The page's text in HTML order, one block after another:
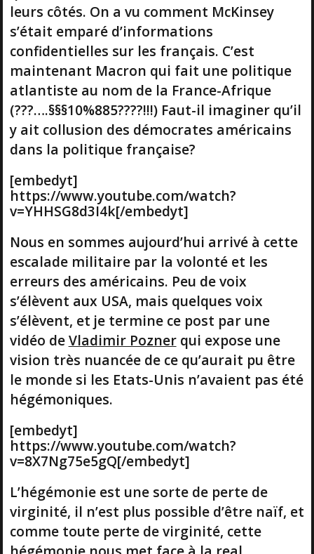
leurs côtés. On a vu comment McKinsey
s’était emparé d’informations
confidentielles sur les français. C’est
maintenant Macron qui fait une politique
atlantiste au nom de la France-Afrique
(???….§§§10%885????!!!) Faut-il imaginer qu’il
y ait collusion des démocrates américains
dans la politique française?
[embedyt]
https://www.youtube.com/watch?
v=YHHSG8d3I4k[/embedyt]
Nous en sommes aujourd’hui arrivé à cette
escalade militaire par la volonté et les
erreurs des américains. Peu de voix
s’élèvent aux USA, mais quelques voix
s’élèvent, et je termine ce post par une
vidéo deVladimir Poznerqui expose une
vision très nuancée de ce qu’aurait pu être
le monde si les Etats-Unis n’avaient pas été
hégémoniques.
[embedyt]
https://www.youtube.com/watch?
v=8X7Ng75e5gQ[/embedyt]
L’hégémonie est une sorte de perte de
virginité, il n’est plus possible d’être naïf, et
comme toute perte de virginité, cette